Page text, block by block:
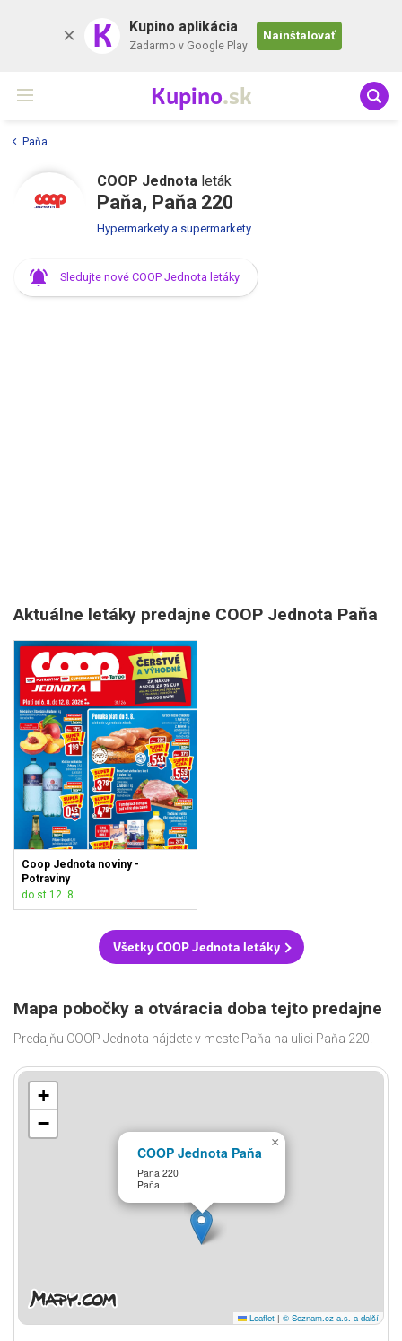
K Kupino aplikácia
Zadarmo v Google Play
Nainštalovať
Kupino.sk
Paňa
COOP Jednota leták
Paňa, Paňa 220
Hypermarkety a supermarkety
Sledujte nové COOP Jednota letáky
Aktuálne letáky predajne COOP Jednota Paňa
Coop Jednota noviny -
Potraviny
do st 12. 8.
Všetky COOP Jednota letáky
Mapa pobočky a otváracia doba tejto predajne
Predajňu COOP Jednota nájdete v meste Paňa na ulici Paňa 220.
COOP Jednota Paňa
Paňa 220
Paňa
×
+
−
Leaflet | © Seznam.cz a.s. a další